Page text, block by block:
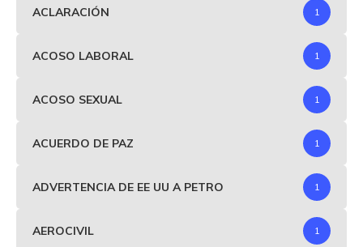
ACLARACIÓN 1
ACOSO LABORAL 1
ACOSO SEXUAL 1
ACUERDO DE PAZ 1
ADVERTENCIA DE EE UU A PETRO 1
AEROCIVIL 1